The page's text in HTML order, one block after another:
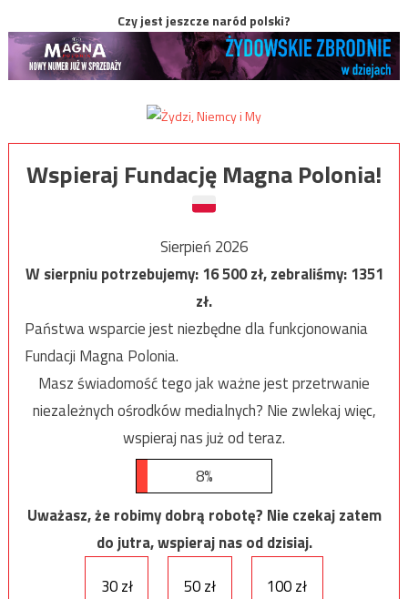
Czy jest jeszcze naród polski?
Wspieraj Fundację Magna Polonia!
Sierpień 2026
W sierpniu potrzebujemy:16 500zł, zebraliśmy:1351
zł.
Państwa wsparcie jest niezbędne dla funkcjonowania
Fundacji Magna Polonia.
Masz świadomość tego jak ważne jest przetrwanie
niezależnych ośrodków medialnych? Nie zwlekaj więc,
wspieraj nas już od teraz.
8%
Uważasz, że robimy dobrą robotę? Nie czekaj zatem
do jutra, wspieraj nas od dzisiaj.
30 zł
50 zł 100 zł